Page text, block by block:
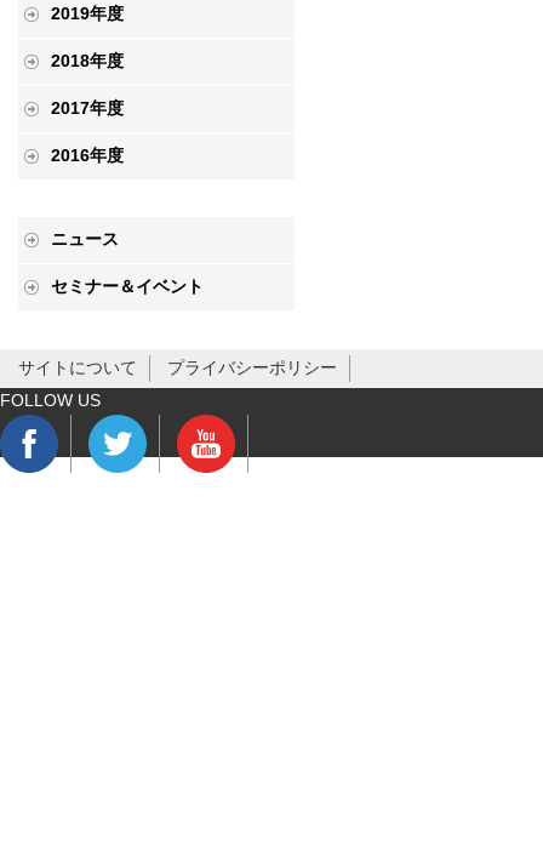
2019年度
2018年度
2017年度
2016年度
ニュース
セミナー＆イベント
サイトについて
プライバシーポリシー
FOLLOW US